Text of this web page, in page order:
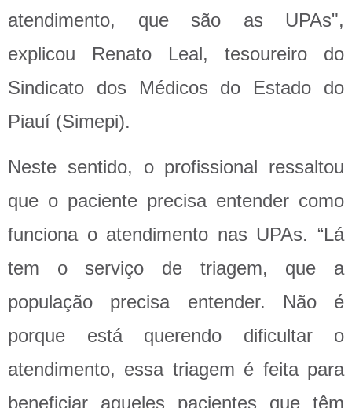
atendimento, que são as UPAs",
explicou Renato Leal, tesoureiro do
Sindicato dos Médicos do Estado do
Piauí (Simepi).
Neste sentido, o profissional ressaltou
que o paciente precisa entender como
funciona o atendimento nas UPAs. “Lá
tem o serviço de triagem, que a
população precisa entender. Não é
porque está querendo dificultar o
atendimento, essa triagem é feita para
beneficiar aqueles pacientes que têm